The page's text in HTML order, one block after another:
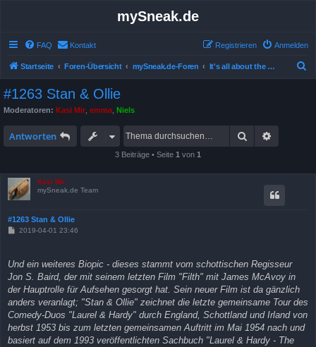
mySneak.de
FAQ Kontakt Anmelden
Registrieren
Startseite Foren-Übersicht mySneak.de-Foren It's all about the movies!
#1263 Stan & Ollie
Moderatoren: Kasi Mir emma Niels
Antworten Suche
3 Beiträge • Seite 1 von 1
Kasi Mir
mySneak.de Team
#1263 Stan & Ollie
B
r
g
2019-04-01 23:46
Und ein weiteres Biopic - dieses stammt vom schottischen Regisseur
Jon S. Baird, der mit seinem letzten Film "Filth" mit James McAvoy in
der Hauptrolle für Aufsehen gesorgt hat. Sein neuer Film ist da gänzlich
anders veranlagt; "Stan & Ollie" zeichnet die letzte gemeinsame Tour des
Comedy-Duos "Laurel & Hardy" durch England, Schottland und Irland von
herbst 1953 bis zum letzten gemeinsamen Auftritt im Mai 1954 nach und
basiert auf dem 1993 veröffentlichten Sachbuch "Laurel & Hardy - The